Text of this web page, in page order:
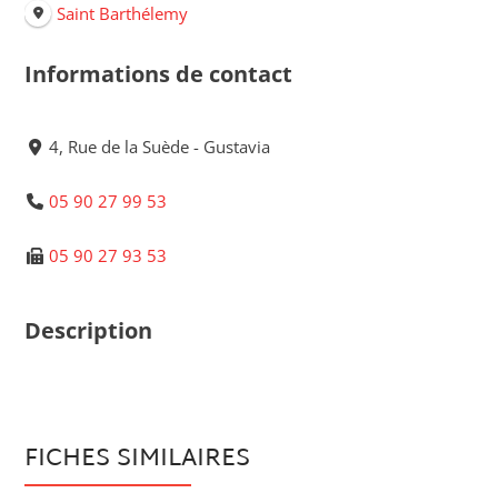
Saint Barthélemy
Informations de contact
4, Rue de la Suède - Gustavia
05 90 27 99 53
05 90 27 93 53
Description
FICHES SIMILAIRES